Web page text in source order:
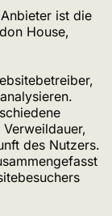
ist die
House,
des Nutzers.